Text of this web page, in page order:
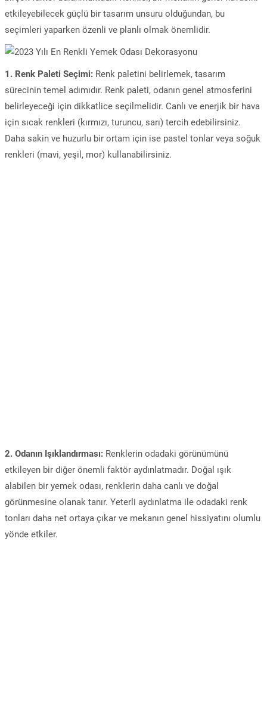
etkileyebilecek güçlü bir tasarım unsuru olduğundan, bu
seçimleri yaparken özenli ve planlı olmak önemlidir.
1. Renk Paleti Seçimi: Renk paletini belirlemek, tasarım
sürecinin temel adımıdır. Renk paleti, odanın genel atmosferini
belirleyeceği için dikkatlice seçilmelidir. Canlı ve enerjik bir hava
için sıcak renkleri (kırmızı, turuncu, sarı) tercih edebilirsiniz.
Daha sakin ve huzurlu bir ortam için ise pastel tonlar veya soğuk
renkleri (mavi, yeşil, mor) kullanabilirsiniz.
2. Odanın Işıklandırması: Renklerin odadaki görünümünü
etkileyen bir diğer önemli faktör aydınlatmadır. Doğal ışık
alabilen bir yemek odası, renklerin daha canlı ve doğal
görünmesine olanak tanır. Yeterli aydınlatma ile odadaki renk
tonları daha net ortaya çıkar ve mekanın genel hissiyatını olumlu
yönde etkiler.